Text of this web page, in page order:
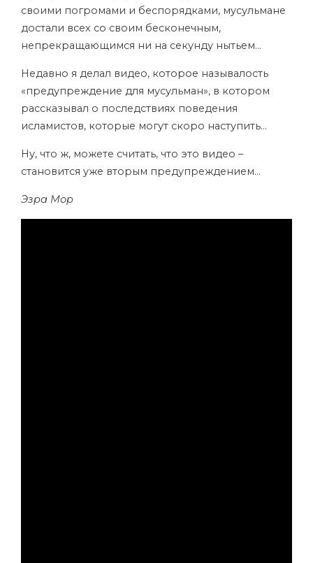
своими погромами и беспорядками, мусульмане
достали всех со своим бесконечным,
непрекращающимся ни на секунду нытьем…
Недавно я делал видео, которое называлость
«предупреждение для мусульман», в котором
рассказывал о последствиях поведения
исламистов, которые могут скоро наступить…
Ну, что ж, можете считать, что это видео –
становится уже вторым предупреждением…
Эзра Мор